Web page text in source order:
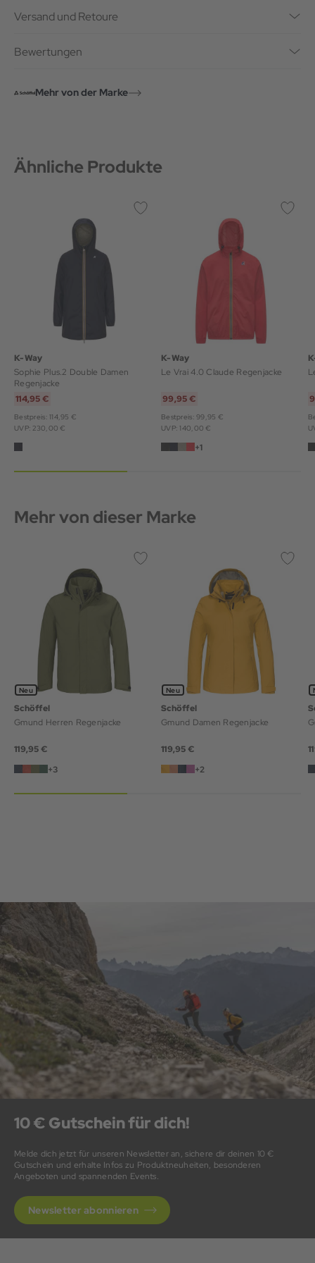
Versand und Retoure
Bewertungen
Mehr von der Marke
Ähnliche Produkte
K-Way
Sophie Plus.2 Double Damen
Regenjacke
114,95 €
Bestpreis: 114,95 €
UVP: 230,00 €
K-Way
Le Vrai 4.0 Claude Regenjacke
99,95 €
Bestpreis: 99,95 €
UVP: 140,00 €
+1
Mehr von dieser Marke
Neu
Schöffel
Gmund Herren Regenjacke
119,95 €
+3
Neu
Schöffel
Gmund Damen Regenjacke
119,95 €
+2
10 € Gutschein für dich!
Melde dich jetzt für unseren Newsletter an, sichere dir deinen 10 €
Gutschein und erhalte Infos zu Produktneuheiten, besonderen
Angeboten und spannenden Events.
Newsletter abonnieren